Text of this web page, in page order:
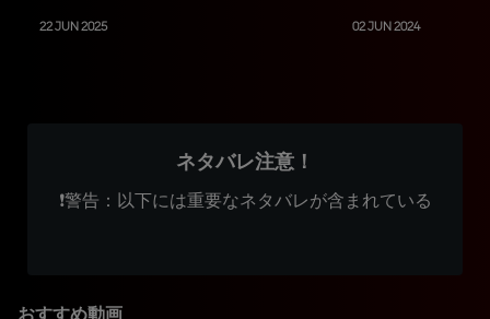
22 JUN 2025 02 JUN 2024
ネタバレ注意！
❗警告：以下には重要なネタバレが含まれている
おすすめ動画